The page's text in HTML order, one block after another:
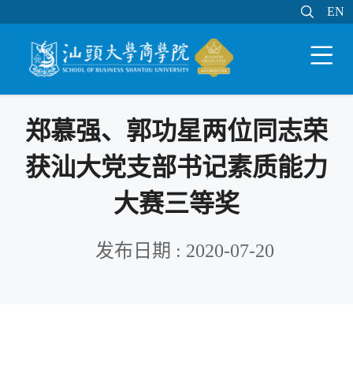
 EN
 EN

郑慕强、郭功星两位同志荣
获汕大党支部书记素质能力
大赛三等奖
发布日期 : 2020-07-20